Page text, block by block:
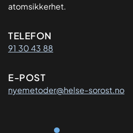
atomsikkerhet.
Kontaktinformasjon
TELEFON
91 30 43 88
E-POST
nyemetoder@helse-sorost.no
Organisasjon